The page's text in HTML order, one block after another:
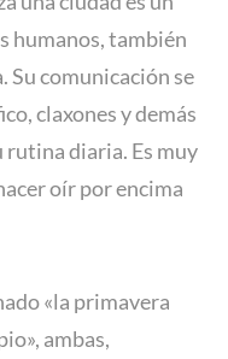
humanos, también
Su comunicación se
claxones y demás
rutina diaria. Es muy
oír por encima
«la primavera
ambas,